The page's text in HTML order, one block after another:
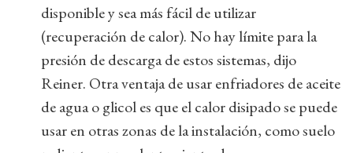
disponible y sea más fácil de utilizar
(recuperación de calor). No hay límite para la
presión de descarga de estos sistemas, dijo
Reiner. Otra ventaja de usar enfriadores de aceite
de agua o glicol es que el calor disipado se puede
usar en otras zonas de la instalación, como suelo